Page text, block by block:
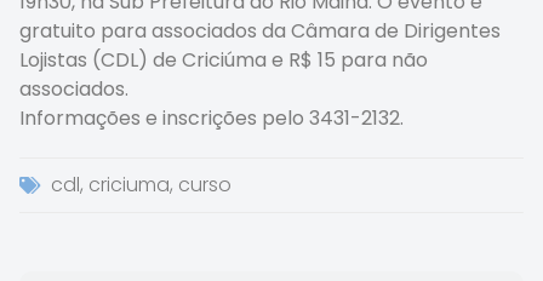
gratuito para associados da Câmara de Dirigentes
Lojistas (CDL) de Criciúma e R$ 15 para não
associados.
Informações e inscrições pelo 3431-2132.
cdl, criciuma, curso